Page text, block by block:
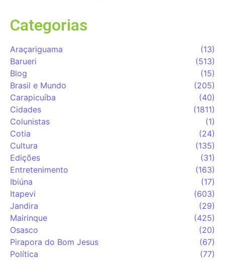
Categorias
Araçariguama
(13)
Barueri
(513)
Blog
(15)
Brasil e Mundo
(205)
Carapicuíba
(40)
Cidades
(1811)
Colunistas
(1)
Cotia
(24)
Cultura
(135)
Edições
(31)
Entretenimento
(163)
Ibiúna
(17)
Itapevi
(603)
Jandira
(29)
Mairinque
(425)
Osasco
(20)
Pirapora do Bom Jesus
(67)
Política
(77)